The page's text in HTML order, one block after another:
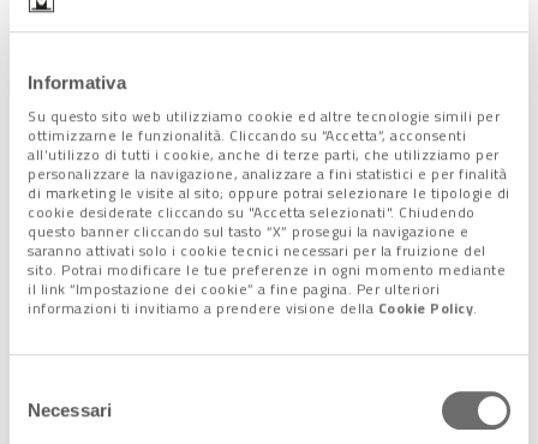
Informativa
Su questo sito web utilizziamo cookie ed altre tecnologie simili per
ottimizzarne le funzionalità. Cliccando su “Accetta”, acconsenti
all’utilizzo di tutti i cookie, anche di terze parti, che utilizziamo per
personalizzare la navigazione, analizzare a fini statistici e per finalità
di marketing le visite al sito; oppure potrai selezionare le tipologie di
cookie desiderate cliccando su "Accetta selezionati". Chiudendo
questo banner cliccando sul tasto “X” prosegui la navigazione e
saranno attivati solo i cookie tecnici necessari per la fruizione del
sito. Potrai modificare le tue preferenze in ogni momento mediante
il link “Impostazione dei cookie” a fine pagina. Per ulteriori
informazioni ti invitiamo a prendere visione della Cookie Policy.
delNecessari
questo assieme, ma soprattutto un sogno che li porta ad
che qui trovano e che lì per ora sembra mancare».
Mauro Belcaro, il minore, a Padova opera come
designer all’interno dell’azienda di moda di
famiglia. Anche lui ha spesso la valigia in mano per
personaggi come Katia Ricciarelli e Sharon Stone.